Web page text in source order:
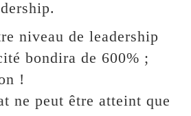
niveau de leadership
bondira de 600% ;
!
ne peut être atteint que